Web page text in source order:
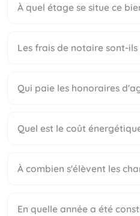
À quel étage se situe ce
Les frais de notaire sont-ils
Qui paie les honoraires
Quel est le coût
À combien s'élèvent les
En quelle année a été